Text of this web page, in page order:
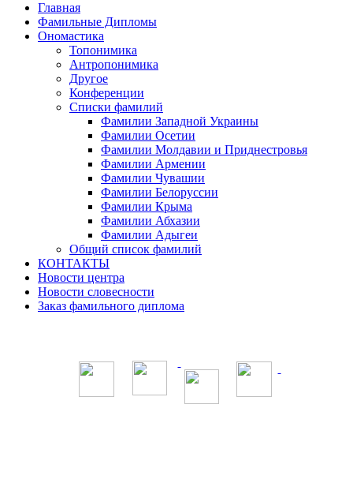
Главная
Фамильные Дипломы
Ономастика
Топонимика
Антропонимика
Другое
Конференции
Списки фамилий
Фамилии Западной Украины
Фамилии Осетии
Фамилии Молдавии и Приднестровья
Фамилии Армении
Фамилии Чувашии
Фамилии Белоруссии
Фамилии Крыма
Фамилии Абхазии
Фамилии Адыгеи
Общий список фамилий
КОНТАКТЫ
Новости центра
Новости словесности
Заказ фамильного диплома